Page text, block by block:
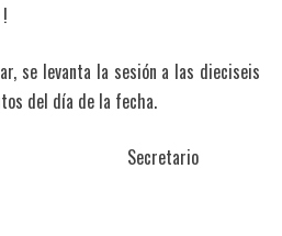
!
se levanta la sesión a las dieciseis
del día de la fecha.
Secretario